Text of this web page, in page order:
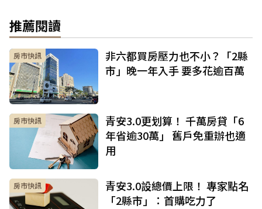
推薦閱讀
房市快訊
非六都買房壓力也不小？「2縣
市」晚一年入手 要多花逾百萬
房市快訊
青安3.0更划算！ 千萬房貸「6
年省逾30萬」 舊戶免重辦也適
用
房市快訊
青安3.0設總價上限！ 專家點名
「2縣市」：首購吃力了